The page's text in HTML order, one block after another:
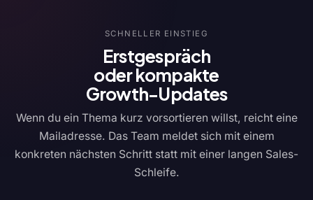
SCHNELLER EINSTIEG
Erstgespräch
oder kompakte
Growth-Updates
Wenn du ein Thema kurz vorsortieren willst, reicht eine
Mailadresse. Das Team meldet sich mit einem
konkreten nächsten Schritt statt mit einer langen Sales-
Schleife.